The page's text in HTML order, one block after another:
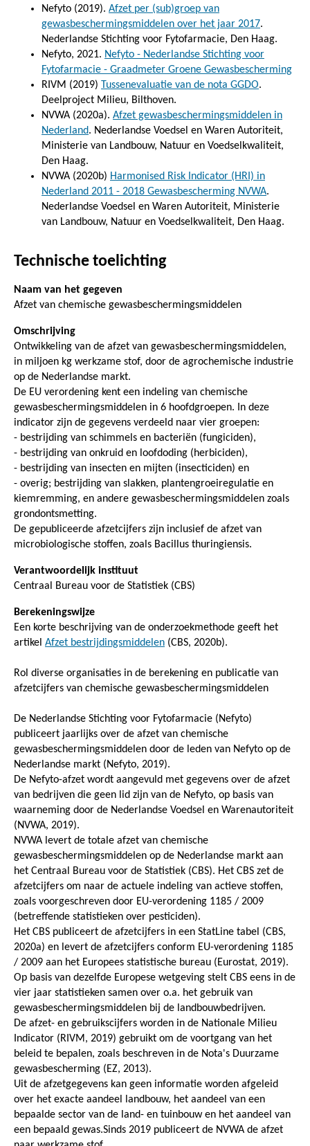
Nefyto (2019). Afzet per (sub)groep van
gewasbeschermingsmiddelen over het jaar 2017.
Nederlandse Stichting voor Fytofarmacie, Den Haag.
Nefyto, 2021. Nefyto - Nederlandse Stichting voor
Fytofarmacie - Graadmeter Groene Gewasbescherming
RIVM (2019) Tussenevaluatie van de nota GGDO.
Deelproject Milieu, Bilthoven.
NVWA (2020a). Afzet gewasbeschermingsmiddelen in
Nederland. Nederlandse Voedsel en Waren Autoriteit,
Ministerie van Landbouw, Natuur en Voedselkwaliteit,
Den Haag.
NVWA (2020b) Harmonised Risk Indicator (HRI) in
Nederland 2011 - 2018 Gewasbescherming NVWA.
Nederlandse Voedsel en Waren Autoriteit, Ministerie
van Landbouw, Natuur en Voedselkwaliteit, Den Haag.
Technische toelichting
Naam van het gegeven
Afzet van chemische gewasbeschermingsmiddelen
Omschrijving
Ontwikkeling van de afzet van gewasbeschermingsmiddelen,
in miljoen kg werkzame stof, door de agrochemische industrie
op de Nederlandse markt.
De EU verordening kent een indeling van chemische
gewasbeschermingsmiddelen in 6 hoofdgroepen. In deze
indicator zijn de gegevens verdeeld naar vier groepen:
- bestrijding van schimmels en bacteriën (fungiciden),
- bestrijding van onkruid en loofdoding (herbiciden),
- bestrijding van insecten en mijten (insecticiden) en
- overig; bestrijding van slakken, plantengroeiregulatie en
kiemremming, en andere gewasbeschermingsmiddelen zoals
grondontsmetting.
De gepubliceerde afzetcijfers zijn inclusief de afzet van
microbiologische stoffen, zoals Bacillus thuringiensis.
Verantwoordelijk instituut
Centraal Bureau voor de Statistiek (CBS)
Berekeningswijze
Een korte beschrijving van de onderzoekmethode geeft het
artikel Afzet bestrijdingsmiddelen (CBS, 2020b).
Rol diverse organisaties in de berekening en publicatie van
afzetcijfers van chemische gewasbeschermingsmiddelen
De Nederlandse Stichting voor Fytofarmacie (Nefyto)
publiceert jaarlijks over de afzet van chemische
gewasbeschermingsmiddelen door de leden van Nefyto op de
Nederlandse markt (Nefyto, 2019).
De Nefyto-afzet wordt aangevuld met gegevens over de afzet
van bedrijven die geen lid zijn van de Nefyto, op basis van
waarneming door de Nederlandse Voedsel en Warenautoriteit
(NVWA, 2019).
NVWA levert de totale afzet van chemische
gewasbeschermingsmiddelen op de Nederlandse markt aan
het Centraal Bureau voor de Statistiek (CBS). Het CBS zet de
afzetcijfers om naar de actuele indeling van actieve stoffen,
zoals voorgeschreven door EU-verordening 1185 / 2009
(betreffende statistieken over pesticiden).
Het CBS publiceert de afzetcijfers in een StatLine tabel (CBS,
2020a) en levert de afzetcijfers conform EU-verordening 1185
/ 2009 aan het Europees statistische bureau (Eurostat, 2019).
Op basis van dezelfde Europese wetgeving stelt CBS eens in de
vier jaar statistieken samen over o.a. het gebruik van
gewasbeschermingsmiddelen bij de landbouwbedrijven.
De afzet- en gebruikscijfers worden in de Nationale Milieu
Indicator (RIVM, 2019) gebruikt om de voortgang van het
beleid te bepalen, zoals beschreven in de Nota's Duurzame
gewasbescherming (EZ, 2013).
Uit de afzetgegevens kan geen informatie worden afgeleid
over het exacte aandeel landbouw, het aandeel van een
bepaalde sector van de land- en tuinbouw en het aandeel van
een bepaald gewas.Sinds 2019 publiceert de NVWA de afzet